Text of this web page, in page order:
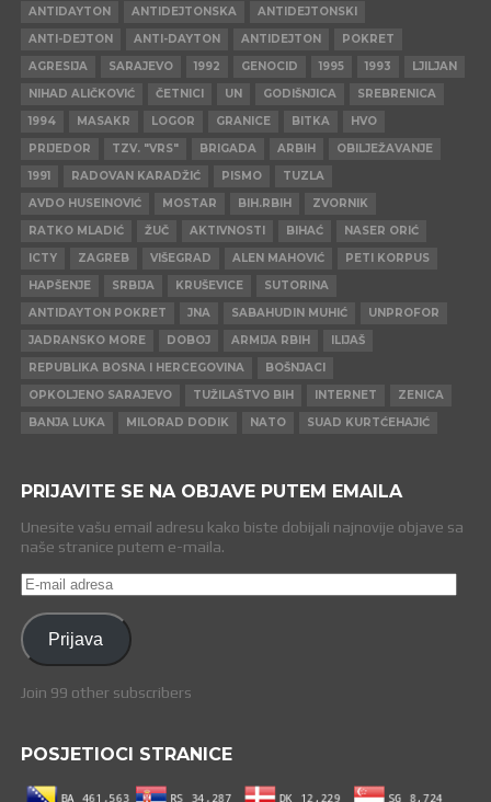
ANTIDAYTON
ANTIDEJTONSKA
ANTIDEJTONSKI
ANTI-DEJTON
ANTI-DAYTON ANTIDEJTON
POKRET
AGRESIJA
SARAJEVO 1992 GENOCID 1995 1993
LJILJAN
NIHAD ALIČKOVIĆ
ČETNICI UN GODIŠNJICA
SREBRENICA
1994
MASAKR LOGOR GRANICE BITKA
HVO
PRIJEDOR
TZV. "VRS" BRIGADA ARBIH
OBILJEŽAVANJE
1991
RADOVAN KARADŽIĆ PISMO
TUZLA
AVDO HUSEINOVIĆ
MOSTAR BIH.RBIH
ZVORNIK
RATKO MLADIĆ
ŽUČ AKTIVNOSTI BIHAĆ
NASER ORIĆ
ICTY
ZAGREB VIŠEGRAD ALEN MAHOVIĆ
PETI KORPUS
HAPŠENJE
SRBIJA KRUŠEVICE
SUTORINA
ANTIDAYTON POKRET
JNA SABAHUDIN MUHIĆ
UNPROFOR
JADRANSKO MORE
DOBOJ ARMIJA RBIH
ILIJAŠ
REPUBLIKA BOSNA I HERCEGOVINA
BOŠNJACI
OPKOLJENO SARAJEVO
TUŽILAŠTVO BIH INTERNET
ZENICA
BANJA LUKA
MILORAD DODIK NATO SUAD KURTĆEHAJIĆ
PRIJAVITE SE NA OBJAVE PUTEM EMAILA
Unesite vašu email adresu kako biste dobijali najnovije objave sa
naše stranice putem e-maila.
E-
mail
adresa
Prijava
Join 99 other subscribers
POSJETIOCI STRANICE